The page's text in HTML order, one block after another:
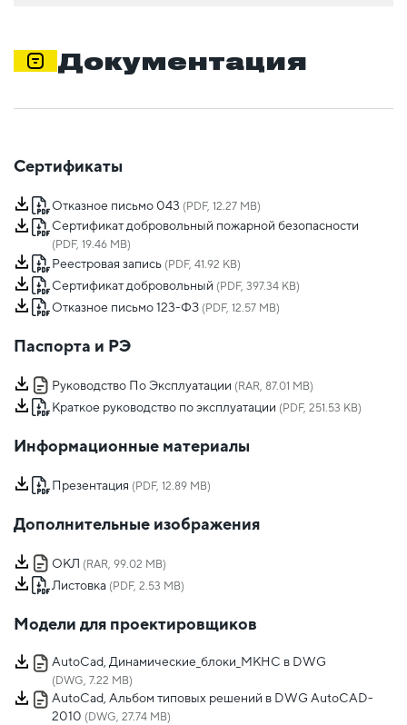
Документация
Сертификаты
Отказное письмо 043 (PDF, 12.27 MB)
Сертификат добровольный пожарной безопасности
(PDF, 19.46 MB)
Реестровая запись (PDF, 41.92 KB)
Сертификат добровольный (PDF, 397.34 KB)
Отказное письмо 123-ФЗ (PDF, 12.57 MB)
Паспорта и РЭ
Руководство По Эксплуатации (RAR, 87.01 MB)
Краткое руководство по эксплуатации (PDF, 251.53 KB)
Информационные материалы
Презентация (PDF, 12.89 MB)
Дополнительные изображения
ОКЛ (RAR, 99.02 MB)
Листовка (PDF, 2.53 MB)
Модели для проектировщиков
AutoCad, Динамические_блоки_МКНС в DWG
(DWG, 7.22 MB)
AutoCad, Альбом типовых решений в DWG AutoCAD-
2010 (DWG, 27.74 MB)